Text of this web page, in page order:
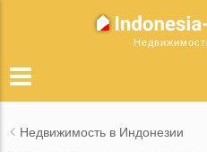
Недвижимость в Индонезии